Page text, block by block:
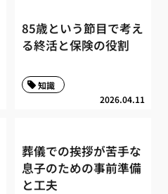
85歳という節目で考え
る終活と保険の役割
2026.04.11
知識
葬儀での挨拶が苦手な
息子のための事前準備
と工夫